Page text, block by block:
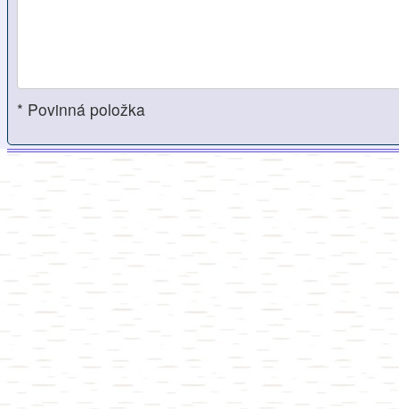
* Povinná položka